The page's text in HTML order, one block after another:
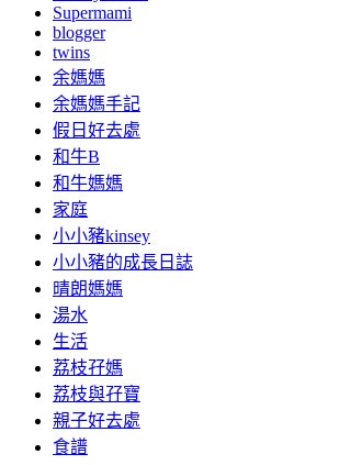
Supermami
blogger
twins
余媽媽
余媽媽手記
假日好去處
和牛B
和牛媽媽
家庭
小小豬kinsey
小小豬的成長日誌
晴朗媽媽
湯水
生活
荔枝孖媽
荔枝與孖寶
親子好去處
食譜